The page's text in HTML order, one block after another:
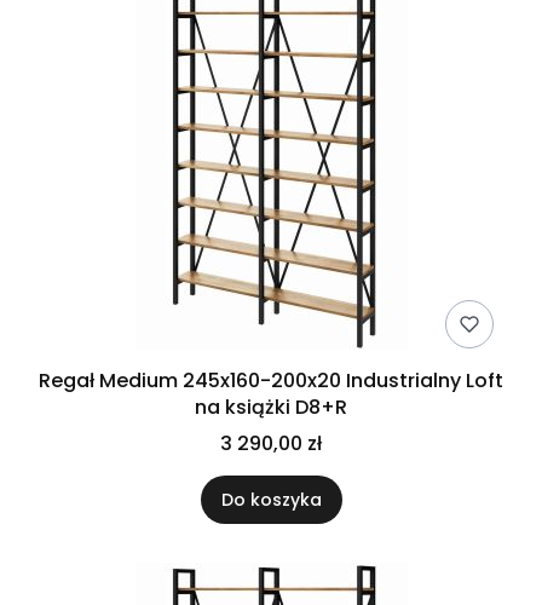
Regał Medium 245x160-200x20 Industrialny Loft
na książki D8+R
3 290,00 zł
Do koszyka